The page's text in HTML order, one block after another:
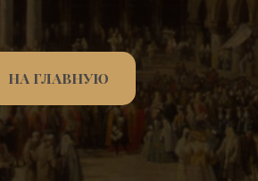
НА ГЛАВНУЮ